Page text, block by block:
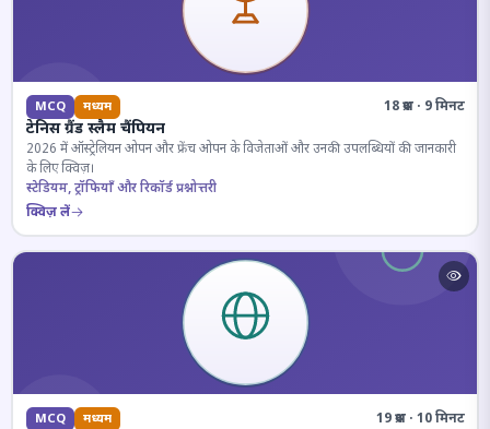
MCQ मध्यम 18 प्रश्न · 9 मिनट
टेनिस ग्रैंड स्लैम चैंपियन
2026 में ऑस्ट्रेलियन ओपन और फ्रेंच ओपन के विजेताओं और उनकी उपलब्धियों की जानकारी
के लिए क्विज़।
स्टेडियम, ट्रॉफियाँ और रिकॉर्ड प्रश्नोत्तरी
क्विज़ लें
MCQ मध्यम 19 प्रश्न · 10 मिनट